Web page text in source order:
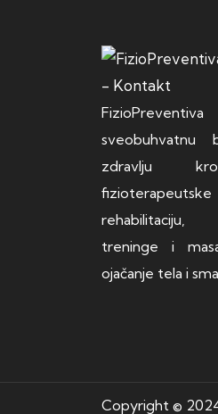
zdravlju
rehabilitaciju,
treninge i
ojačanje tela i
Copyright ©